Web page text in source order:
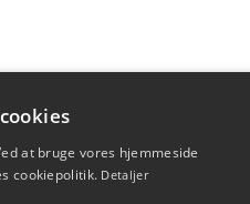
at bruge vores hjemmeside
cookiepolitik. Detaljer